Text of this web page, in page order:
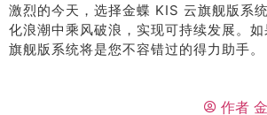
激烈的今天，选择金蝶 KIS 云旗舰版系
化浪潮中乘风破浪，实现可持续发展。
旗舰版系统将是您不容错过的得力助手。
作者金